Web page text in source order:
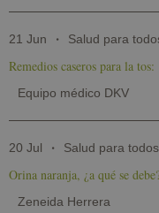
21 Jun Salud para
Remedios caseros para la
Equipo médico DKV
20 Jul Salud para todos
Orina naranja, ¿a qué se
Zeneida Herrera